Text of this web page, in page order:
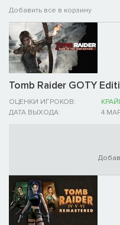
Добавить все в корзину
Tomb Raider GOTY
ОЦЕНКИ ИГРОКОВ:
ДАТА ВЫХОДА:
4